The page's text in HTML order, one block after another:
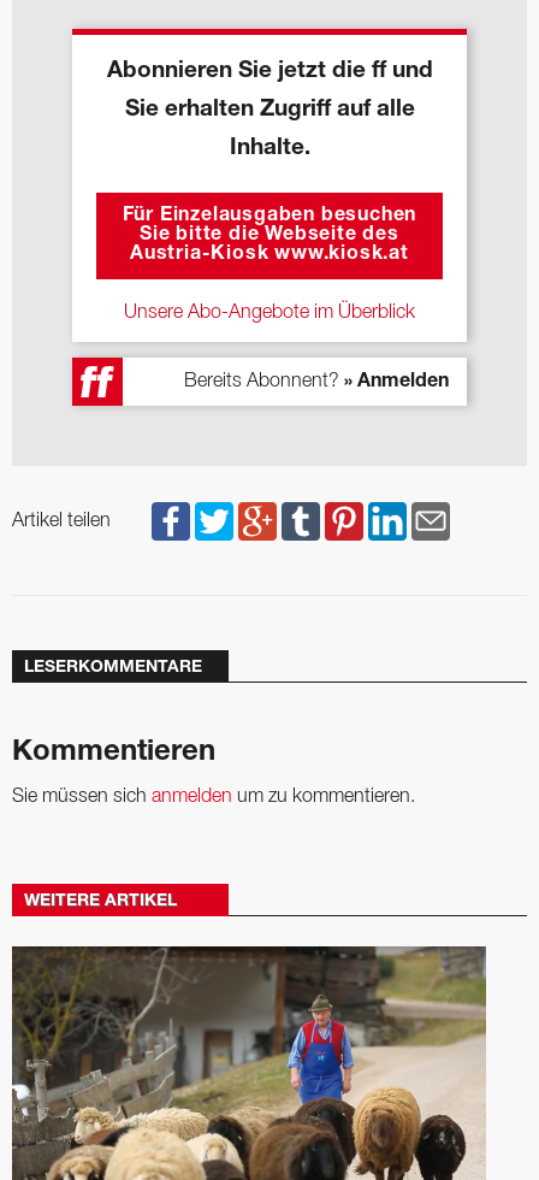
Abonnieren Sie jetzt die ff und
Sie erhalten Zugriff auf alle
Inhalte.
Für Einzelausgaben besuchen
Sie bitte die Webseite des
Austria-Kiosk www.kiosk.at
Unsere Abo-Angebote im Überblick
Bereits Abonnent? » Anmelden
Artikel teilen
LESERKOMMENTARE
Kommentieren
Sie müssen sich anmelden um zu kommentieren.
WEITERE ARTIKEL